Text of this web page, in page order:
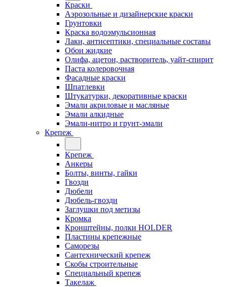
Краски
Аэрозольные и дизайнерские краски
Грунтовки
Краска водоэмульсионная
Лаки, антисептики, специальные составы
Обои жидкие
Олифа, ацетон, растворитель, уайт-спирит
Паста колеровочная
Фасадные краски
Шпатлевки
Штукатурки, декоративные краски
Эмали акриловые и масляные
Эмали алкидные
Эмали-нитро и грунт-эмали
Крепеж
Крепеж
Анкеры
Болты, винты, гайки
Гвозди
Дюбели
Дюбель-гвозди
Заглушки под метизы
Кромка
Кронштейны, полки НОLDER
Пластины крепежные
Саморезы
Сантехнический крепеж
Скобы строительные
Специальный крепеж
Такелаж